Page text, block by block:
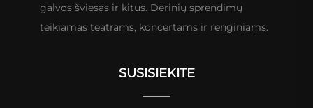
galvos šviesas ir kitus. Derinių sprendimų
teikiamas teatrams, koncertams ir renginiams.
SUSISIEKITE